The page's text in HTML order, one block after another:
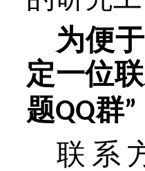
为便
定一位
题QQ群”
联系